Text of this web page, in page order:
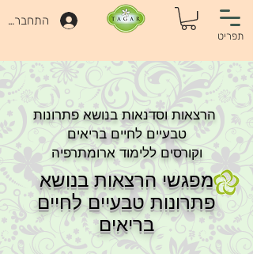
התחברות
תפריט
הרצאות וסדנאות בנושא פתרונות
טבעיים לחיים בריאים
וקורסים ללימוד ארומתרפיה
מפגשי הרצאות בנושא
פתרונות טבעיים לחיים
בריאים